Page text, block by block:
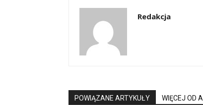
Redakcja
POWIĄZANE ARTYKUŁY WIĘCEJ OD